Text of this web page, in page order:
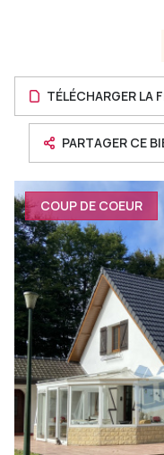
TÉLÉCHARGER LA
PARTAGER CE
COUP DE COEUR